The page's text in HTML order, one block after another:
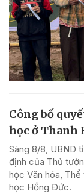
Công bố
học ở Thanh
Sáng 8/8, UBND
định của Thủ
học Văn hóa,
học Hồng Đức.